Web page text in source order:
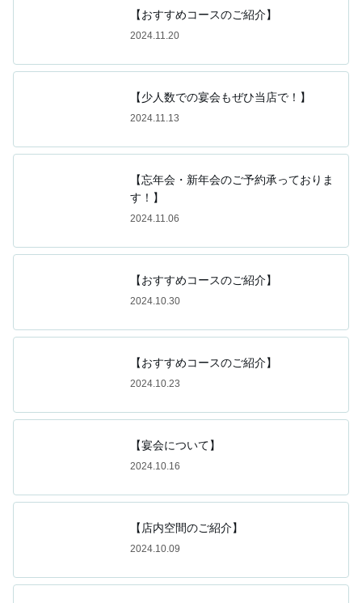
【おすすめコースのご紹介】
2024.11.20
【少人数での宴会もぜひ当店で！】
2024.11.13
【忘年会・新年会のご予約承っておりま
す！】
2024.11.06
【おすすめコースのご紹介】
2024.10.30
【おすすめコースのご紹介】
2024.10.23
【宴会について】
2024.10.16
【店内空間のご紹介】
2024.10.09